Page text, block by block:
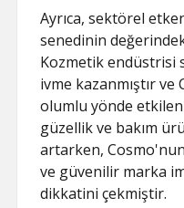
Ayrıca, sektörel
senedinin
Kozmetik endüstrisi
ivme kazanmıştır
olumlu yönde
güzellik ve bakım
artarken,
ve güvenilir marka
dikkatini çekmiştir.